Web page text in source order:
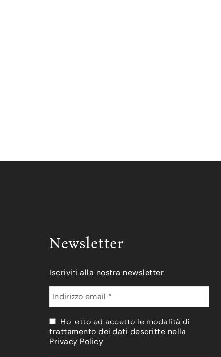
Newsletter
Iscriviti alla nostra newsletter
Ho letto ed accetto le modalità di
trattamento dei dati descritte nella
Privacy Policy